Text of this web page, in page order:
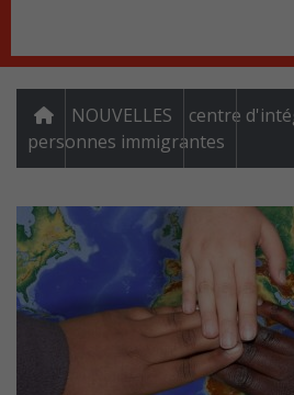
NOUVELLES
centre
personnes immigrantes